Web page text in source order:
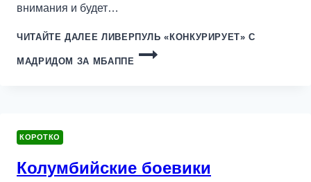
внимания и будет…
ЧИТАЙТЕ ДАЛЕЕ ЛИВЕРПУЛЬ «КОНКУРИРУЕТ» С
МАДРИДОМ ЗА МБАППЕ
КОРОТКО
Колумбийские боевики